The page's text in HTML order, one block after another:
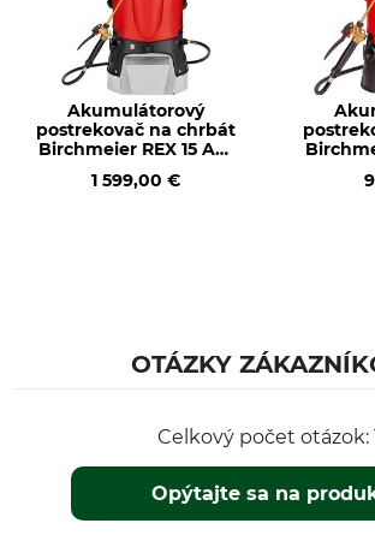
Akumulátorový
postrekovač na chrbát
Birchmeier REX 15 AC1
1 599,00 €
OTÁZKY
Celkový počet otázok:
Opýtajte sa na